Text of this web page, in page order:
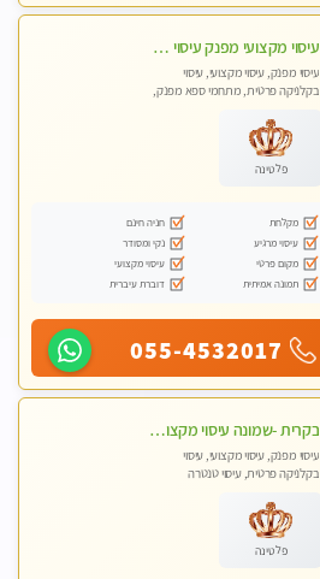
עיסוי מקצועי מפנק עיסוי עם אבנים חמות. מעסה עם תעודות. טיפול מרגיע ומפנק באווירה נעימה ושקטה
עיסוי מפנק, עיסוי מקצועי, עיסוי
בקלניקה פרטית, מתחמי ספא מפנק,
פלטינה
מקלחת
חניה חינם
עיסוי מרגיע
נקי ומסודר
מקום פרטי
עיסוי מקצועי
תמונה אמיתית
דוברת עיברית
055-4532017
בקרית -שמונה עיסוי מקצועי מפנק עיסוי עם אבנים חמות. מעסה עם תעודות. טיפול מרגיע ומפנק באווירה נעימה ושקטה
עיסוי מפנק, עיסוי מקצועי, עיסוי
בקלניקה פרטית, עיסוי טנטרה
פלטינה